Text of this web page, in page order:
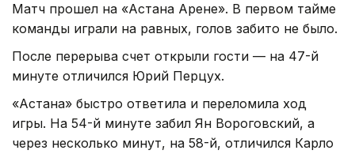
Матч прошел на «Астана Арене». В первом тайме
команды играли на равных, голов забито не было.
После перерыва счет открыли гости — на 47-й
минуте отличился Юрий Перцух.
«Астана» быстро ответила и переломила ход
игры. На 54-й минуте забил Ян Вороговский, а
через несколько минут, на 58-й, отличился Карло